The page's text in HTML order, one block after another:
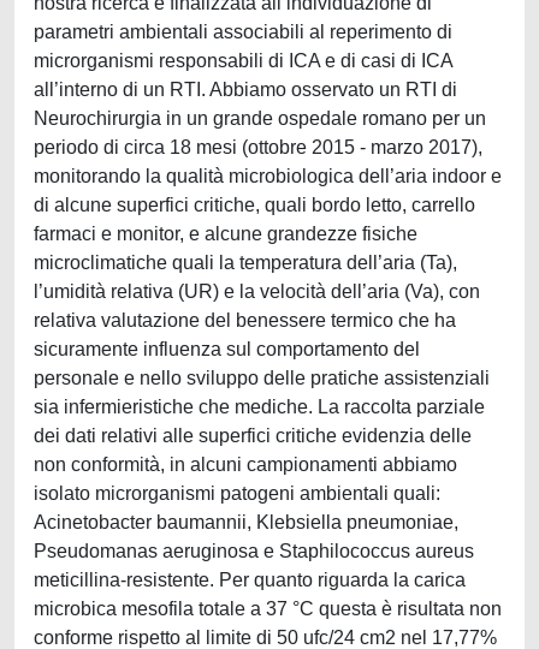
parametri ambientali associabili al reperimento di
microrganismi responsabili di ICA e di casi di ICA
all’interno di un RTI. Abbiamo osservato un RTI di
Neurochirurgia in un grande ospedale romano per un
periodo di circa 18 mesi (ottobre 2015 - marzo 2017),
monitorando la qualità microbiologica dell’aria indoor e
di alcune superfici critiche, quali bordo letto, carrello
farmaci e monitor, e alcune grandezze fisiche
microclimatiche quali la temperatura dell’aria (Ta),
l’umidità relativa (UR) e la velocità dell’aria (Va), con
relativa valutazione del benessere termico che ha
sicuramente influenza sul comportamento del
personale e nello sviluppo delle pratiche assistenziali
sia infermieristiche che mediche. La raccolta parziale
dei dati relativi alle superfici critiche evidenzia delle
non conformità, in alcuni campionamenti abbiamo
isolato microrganismi patogeni ambientali quali:
Acinetobacter baumannii, Klebsiella pneumoniae,
Pseudomanas aeruginosa e Staphilococcus aureus
meticillina-resistente. Per quanto riguarda la carica
microbica mesofila totale a 37 °C questa è risultata non
conforme rispetto al limite di 50 ufc/24 cm2 nel 17,77%